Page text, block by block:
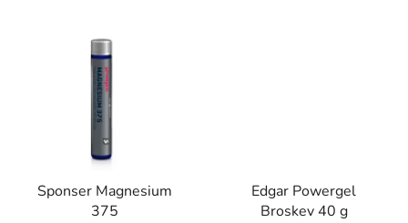
Sponser Magnesium
375
Edgar Powergel
Broskev 40 g